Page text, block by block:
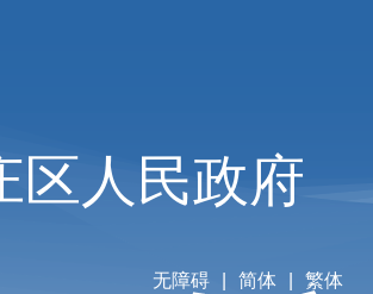
区人民政府
繁体
简体
无障碍